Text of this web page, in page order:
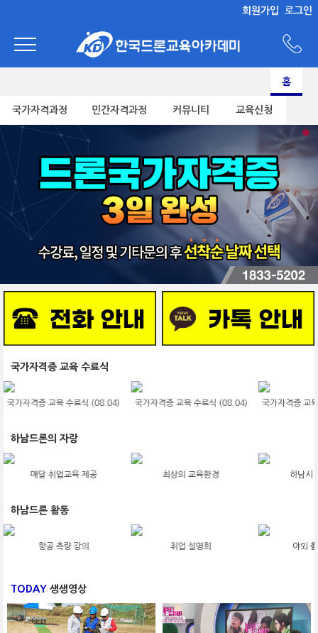
회원가입 로그인
홈
국가자격과정 민간자격과정 커뮤니티 교육신청
국가자격증 교육 수료식
국가자격증 교육 수료식 (08.04) 국가자격증 교육 수료식 (08.04) 국가자격증 교
하남드론의 자랑
매달 취업교육 제공 최상의 교육환경 하남시
하남드론 활동
항공 측량 강의 취업 설명회 야외
TODAY 생생영상